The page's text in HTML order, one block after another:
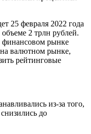
25 февраля 2022 года
2 трлн рублей.
финансовом рынке
валютном рынке,
рейтинговые
из-за того,
до